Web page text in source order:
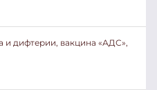
и дифтерии, вакцина «АДС»,